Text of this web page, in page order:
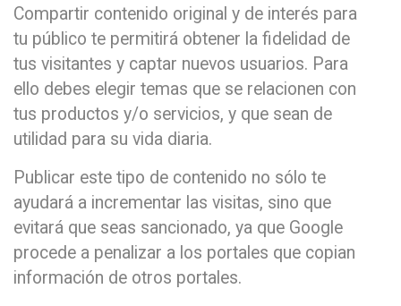
Compartir contenido original y de interés para
tu público te permitirá obtener la fidelidad de
tus visitantes y captar nuevos usuarios. Para
ello debes elegir temas que se relacionen con
tus productos y/o servicios, y que sean de
utilidad para su vida diaria.
Publicar este tipo de contenido no sólo te
ayudará a incrementar las visitas, sino que
evitará que seas sancionado, ya que Google
procede a penalizar a los portales que copian
información de otros portales.